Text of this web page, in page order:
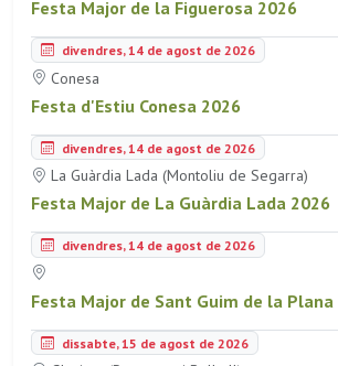
Festa Major de la Figuerosa 2026
divendres, 14 de agost de 2026
Conesa
Festa d'Estiu Conesa 2026
divendres, 14 de agost de 2026
La Guàrdia Lada (Montoliu de Segarra)
Festa Major de La Guàrdia Lada 2026
divendres, 14 de agost de 2026
Festa Major de Sant Guim de la Plana
dissabte, 15 de agost de 2026